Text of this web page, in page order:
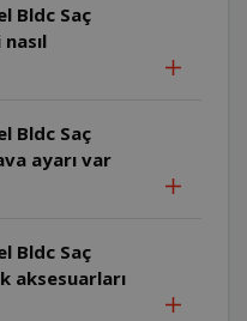
Bldc Saç
Bldc Saç
ayarı var
Bldc Saç
aksesuarları